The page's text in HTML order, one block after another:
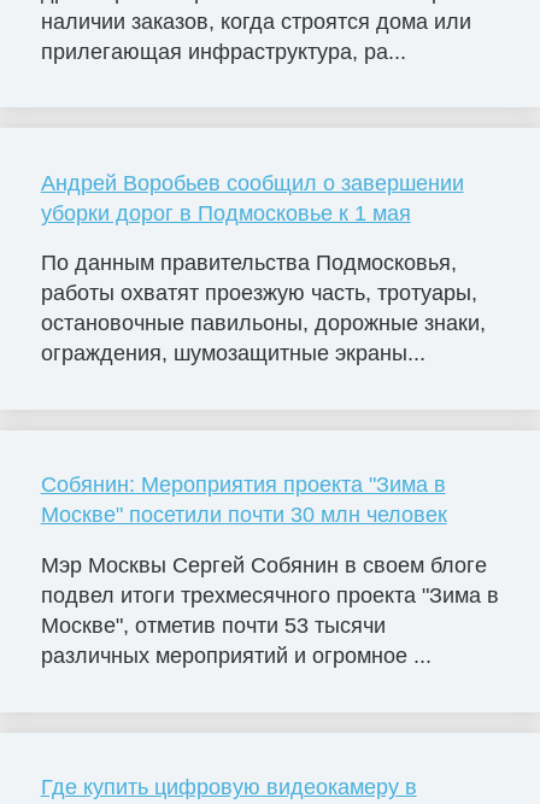
наличии заказов, когда строятся дома или
прилегающая инфраструктура, ра...
Андрей Воробьев сообщил о завершении
уборки дорог в Подмосковье к 1 мая
По данным правительства Подмосковья,
работы охватят проезжую часть, тротуары,
остановочные павильоны, дорожные знаки,
ограждения, шумозащитные экраны...
Собянин: Мероприятия проекта "Зима в
Москве" посетили почти 30 млн человек
Мэр Москвы Сергей Собянин в своем блоге
подвел итоги трехмесячного проекта "Зима в
Москве", отметив почти 53 тысячи
различных мероприятий и огромное ...
Где купить цифровую видеокамеру в